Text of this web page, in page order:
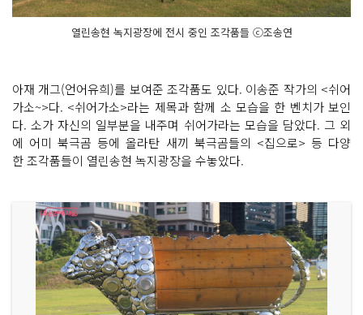
열린송현 녹지광장에 전시 중인 조각품들 ⓒ조송연
아재 개그(언어유희)를 보여준 조각품도 있다. 이송준 작가의 <쉬어
가소~>다. <쉬어가소>라는 제목과 함께 소 모습을 한 벤치가 보인
다. 소가 자신의 일부분을 내주며 쉬어가라는 모습을 담았다. 그 외
에 어미 북극곰 등에 올라탄 새끼 북극곰들의 <집으로> 등 다양
한 조각품들이 열린송현 녹지광장을 수놓았다.